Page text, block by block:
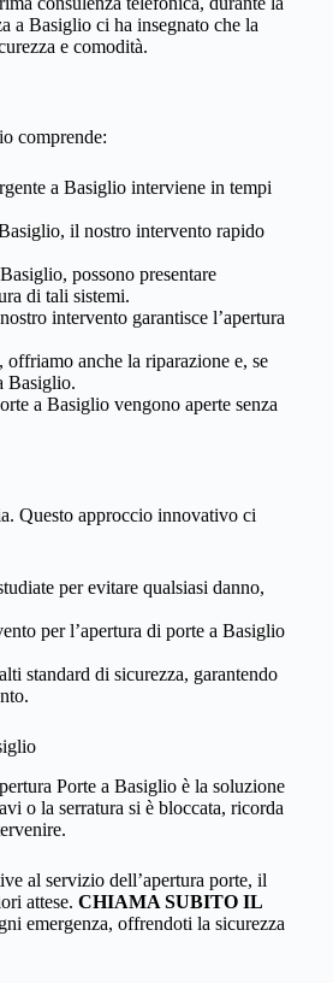
a Basiglio ci ha insegnato che la
e comodità.
comprende:
a Basiglio interviene in tempi
il nostro intervento rapido
possono presentare
di tali sistemi.
intervento garantisce l’apertura
anche la riparazione e, se
Basiglio.
a Basiglio vengono aperte senza
Questo approccio innovativo ci
per evitare qualsiasi danno,
per l’apertura di porte a Basiglio
standard di sicurezza, garantendo
Porte a Basiglio è la soluzione
o la serratura si è bloccata, ricorda
al servizio dell’apertura porte, il
attese. CHIAMA SUBITO IL
emergenza, offrendoti la sicurezza